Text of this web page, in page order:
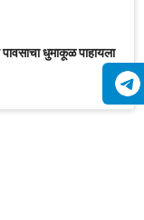
पावसाचा धुमाकूळ पाहायला